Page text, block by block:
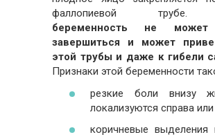
фаллопиевой
беременность не может
завершиться и может
этой трубы и даже к гибели
Признаки этой беременности
резкие боли внизу
локализуются справа или
коричневые выделения